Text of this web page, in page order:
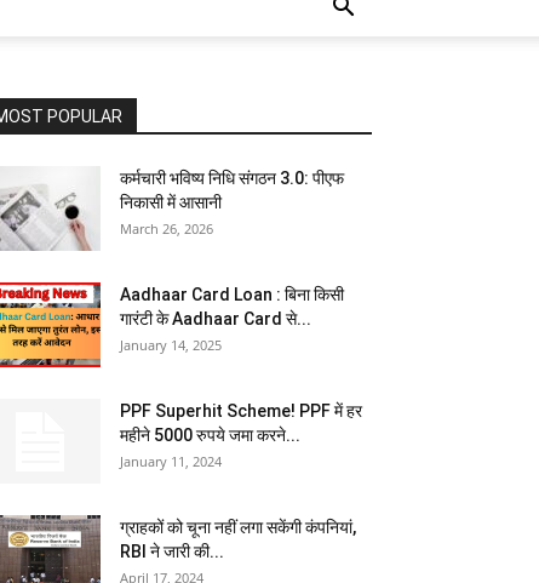
POPULAR
कर्मचारी भविष्य निधि संगठन 3.0: पीएफ
निकासी में आसानी
March 26, 2026
Aadhaar Card Loan : बिना किसी
गारंटी के Aadhaar Card से...
January 14, 2025
PPF Superhit Scheme! PPF में हर
महीने 5000 रुपये जमा करने...
January 11, 2024
ग्राहकों को चूना नहीं लगा सकेंगी कंपनियां,
RBI ने जारी की...
April 17, 2024